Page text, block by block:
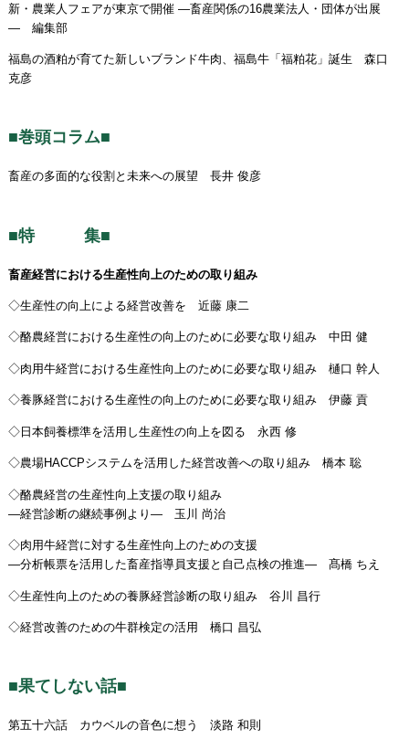
新・農業人フェアが東京で開催 ―畜産関係の16農業法人・団体が出展
― 編集部
福島の酒粕が育てた新しいブランド牛肉、福島牛「福粕花」誕生 森口
克彦
■巻頭コラム■
畜産の多面的な役割と未来への展望 長井 俊彦
■特 集■
畜産経営における生産性向上のための取り組み
◇生産性の向上による経営改善を 近藤 康二
◇酪農経営における生産性の向上のために必要な取り組み 中田 健
◇肉用牛経営における生産性向上のために必要な取り組み 樋口 幹人
◇養豚経営における生産性の向上のために必要な取り組み 伊藤 貢
◇日本飼養標準を活用し生産性の向上を図る 永西 修
◇農場HACCPシステムを活用した経営改善への取り組み 橋本 聡
◇酪農経営の生産性向上支援の取り組み
―経営診断の継続事例より― 玉川 尚治
◇肉用牛経営に対する生産性向上のための支援
―分析帳票を活用した畜産指導員支援と自己点検の推進― 髙橋 ちえ
◇生産性向上のための養豚経営診断の取り組み 谷川 昌行
◇経営改善のための牛群検定の活用 橋口 昌弘
■果てしない話■
第五十六話 カウベルの音色に想う 淡路 和則